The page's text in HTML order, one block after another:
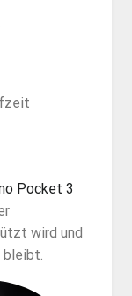
Pocket 3
wird und
bleibt.